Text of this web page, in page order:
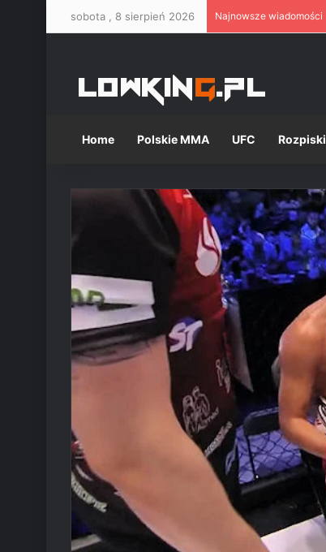
sobota , 8 sierpień 2026 Najnowsze wiadomości
Home Polskie MMA UFC Rozpiski